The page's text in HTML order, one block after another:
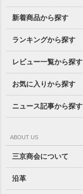
新着商品から探す
ランキングから探す
レビュー一覧から探す
お気に入りから探す
ニュース記事から探す
ABOUT US
三京商会について
沿革